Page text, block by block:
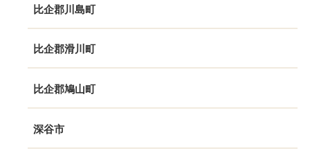
比企郡川島町
比企郡滑川町
比企郡鳩山町
深谷市